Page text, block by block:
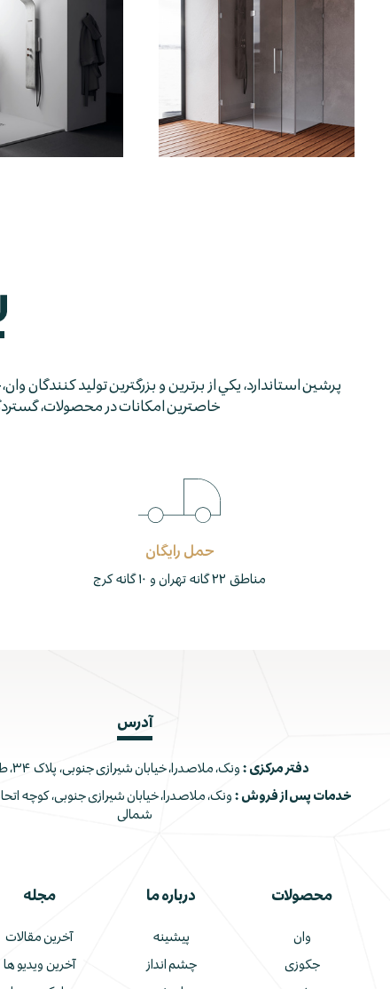
پرشين استاندارد، يكي از برترين و بزرگترين توليد كنندگان
خاصترين امكانات در محصولات،
حمل رایگان
مناطق ۲۲ گانه تهران و ۱۰ گانه کرج
آدرس
دفتر مرکزی : ونک، ملاصدرا، خیابان شیرازی جنوبی، پلاک ۳۴، طبقه اول
خدمات پس از فروش :
شمالی
محصولات
وان
جکوزی
درباره ما
پیشینه
چشم انداز
مجله
آخرین مقالات
آخرین ویدیو ها